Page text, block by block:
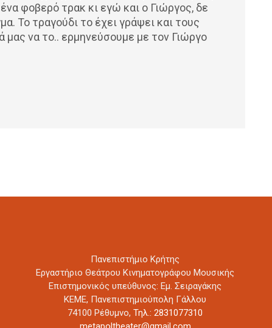
φοβερό τρακ κι εγώ και ο Γιώργος, δε
Το τραγούδι το έχει γράψει και τους
μας να το.. ερμηνεύσουμε με τον Γιώργο
Πανεπιστήμιο Κρήτης
Εργαστήριο Θεάτρου Κινηματογράφου Μουσικής
Επιστημονικός υπεύθυνος: Εμ. Σειραγάκης
ΚΕΜΕ, Πανεπιστημιούπολη Γάλλου
74100 Ρέθυμνο,Τηλ.: 2831077310